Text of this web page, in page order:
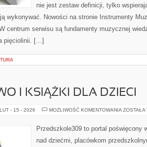
nie jest zestaw definicji, tylko
wykonywać. Nowości na stronie Instrumenty
centrum serwisu są fundamenty muzycznej
pięciolinii. […]
I KSIĄŻKI DLA DZIECI
LUT - 15 - 2026 MOŻLIWOŚĆ KOMENTOWANIA
DLA
DZIECI
ZOSTAŁA
Przedszkole309 to portal poświęcony
nad dziećmi, placówkom